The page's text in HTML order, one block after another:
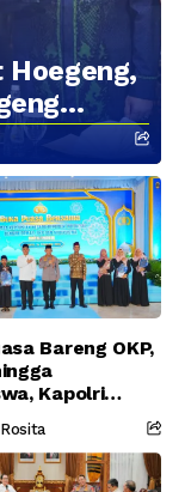
Hoegeng,
Bareng OKP,
Kapolri
Dukung
Pemerintah